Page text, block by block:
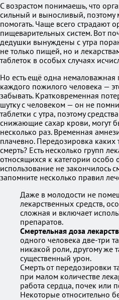
С возрастом понимаешь, что
сильный и выносливый, поэтому
помогать. Чаще всего страдают
пищеварительных систем. Вот
дедушки вынуждены с утра
не только пищей, но и
таблеток в особых случаях
Но есть ещё одна немаловажная
каждого пожилого человека —
забывать. Кратковременная
шутку с человеком — он не
таблетки с утра, поэтому
снижающие сахар крови, могут
несколько раз. Временная
плачевно. Передозировка каких
смерть? Есть несколько групп
относящихся к категории особо
использование не закончилось
запомните несколько правил
Даже в молодости не
лекарственных средств,
сложная и включает
препаратов.
Смертельная доза
одного человека две-три
никакой роли, другому же
существенный урон.
Смерть от передозировки
при малом количестве
работа сердца, почек или
Некоторые относительно